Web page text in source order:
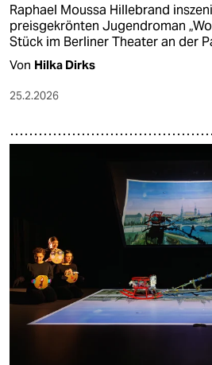
Raphael Moussa Hillebrand
preisgekrönten Jugendroman
Stück im Berliner Theater an der
Von Hilka Dirks
25.2.2026